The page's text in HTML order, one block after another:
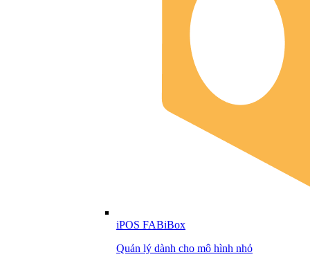
iPOS FABiBox
Quản lý dành cho mô hình nhỏ